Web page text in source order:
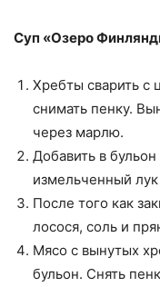
Суп «Озеро
Хребты сварить с
снимать пенку.
через марлю.
Добавить в
измельченный
После того как
лосося, соль и
Мясо с вынутых
бульон. Снять